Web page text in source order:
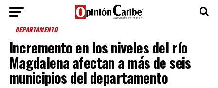
DEPARTAMENTO
Incremento en los niveles del río
Magdalena afectan a más de seis
municipios del departamento